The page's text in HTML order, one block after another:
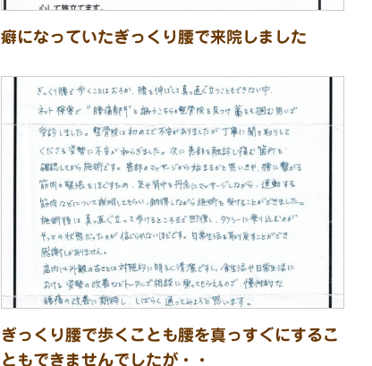
癖になっていたぎっくり腰で来院しました
ぎっくり腰で歩くことも腰を真っすぐにするこ
ともできませんでしたが・・